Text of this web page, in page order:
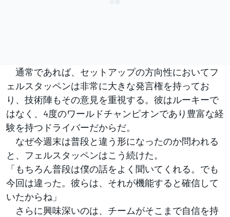
通常であれば、セットアップの方向性においてフ
ェルスタッペンは非常に大きな発言権を持ってお
り、技術陣もその意見を重視する。彼はルーキーで
はなく、4度のワールドチャンピオンであり豊富な経
験を持つドライバーだからだ。
なぜ今週末は普段と違う形になったのか問われる
と、フェルスタッペンはこう続けた。
「もちろん普段は僕の話をよく聞いてくれる。でも
今回は違った。彼らは、それが機能すると確信して
いたからね」
さらに興味深いのは、チームがそこまで自信を持